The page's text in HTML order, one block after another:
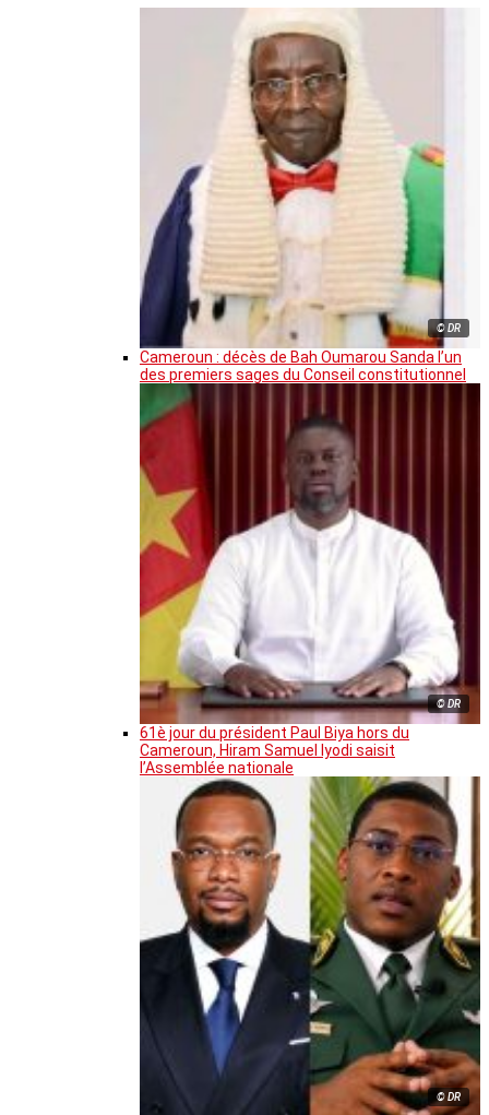
© DR
Cameroun : décès de Bah Oumarou Sanda l’un
des premiers sages du Conseil constitutionnel
© DR
61è jour du président Paul Biya hors du
Cameroun, Hiram Samuel Iyodi saisit
l’Assemblée nationale
© DR